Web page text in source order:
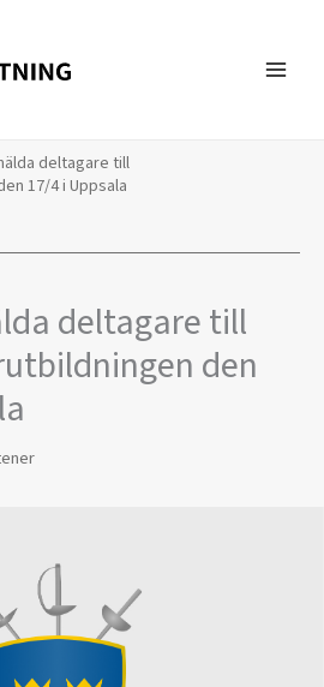
deltagare till
17/4 i Uppsala
deltagare till
den